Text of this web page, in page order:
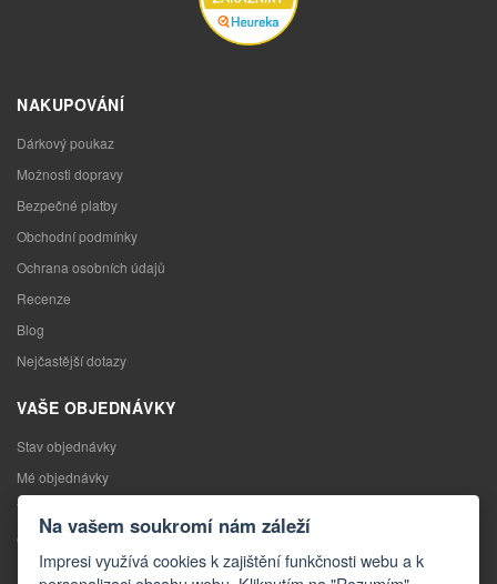
NAKUPOVÁNÍ
Dárkový poukaz
Možnosti dopravy
Bezpečné platby
Obchodní podmínky
Ochrana osobních údajů
Recenze
Blog
Nejčastější dotazy
VAŠE OBJEDNÁVKY
Stav objednávky
Mé objednávky
Výměna zboží
Odstoupení od kupní smlouvy
Reklamace
Na vašem soukromí nám záleží
Impresi využívá cookies k zajištění funkčnosti webu a k